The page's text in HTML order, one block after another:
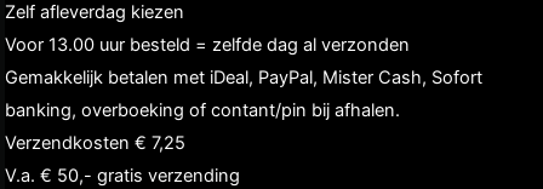
Zelf afleverdag kiezen
Voor 13.00 uur besteld = zelfde dag al verzonden
Gemakkelijk betalen met iDeal, PayPal, Mister Cash, Sofort
banking, overboeking of contant/pin bij afhalen.
Verzendkosten € 7,25
V.a. € 50,- gratis verzending